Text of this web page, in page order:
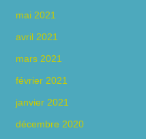
mai 2021
avril 2021
mars 2021
février 2021
janvier 2021
décembre 2020